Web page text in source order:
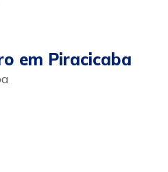
em Piracicaba